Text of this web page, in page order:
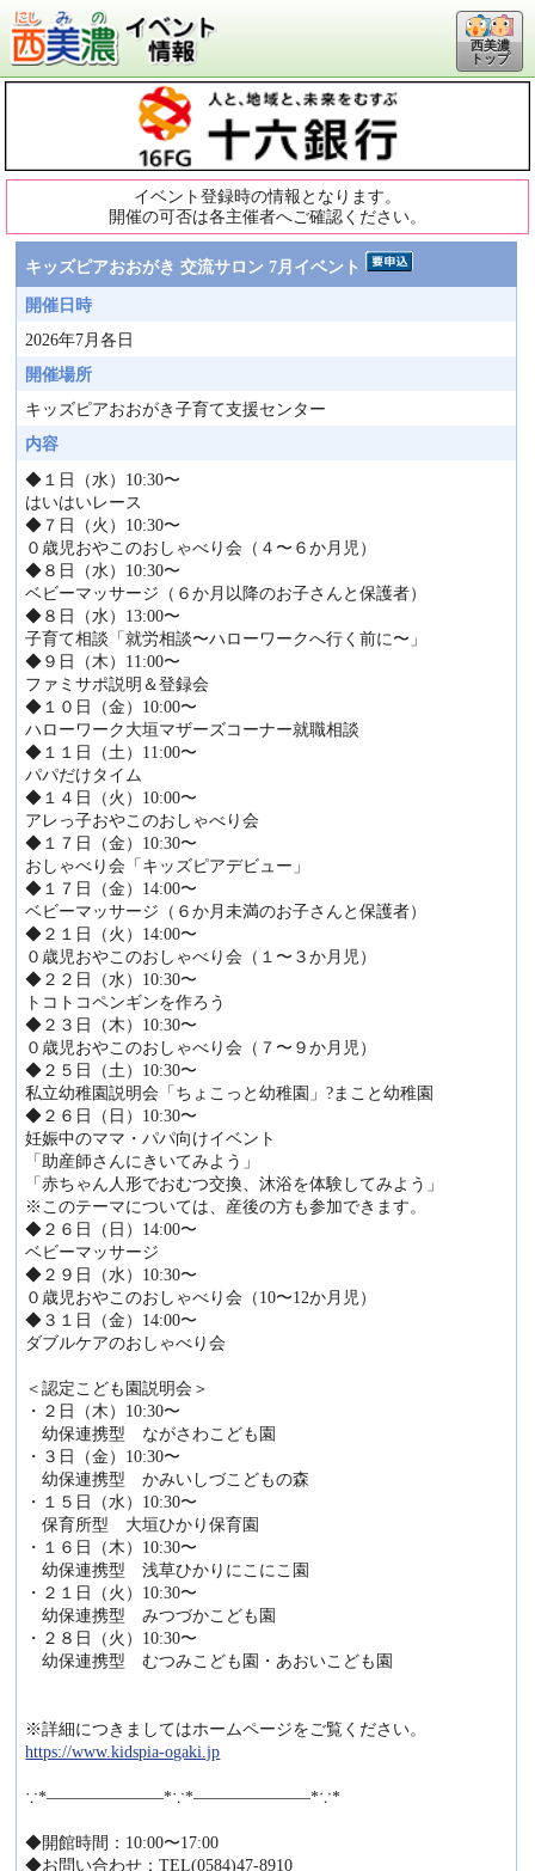
西美濃
トップ
イベント登録時の情報となります。
開催の可否は各主催者へご確認ください。
キッズピアおおがき 交流サロン 7月イベント
開催日時
2026年7月各日
開催場所
キッズピアおおがき子育て支援センター
内容
◆１日（水）10:30〜
はいはいレース
◆７日（火）10:30〜
０歳児おやこのおしゃべり会（４〜６か月児）
◆８日（水）10:30〜
ベビーマッサージ（６か月以降のお子さんと保護者）
◆８日（水）13:00〜
子育て相談「就労相談〜ハローワークへ行く前に〜」
◆９日（木）11:00〜
ファミサポ説明＆登録会
◆１０日（金）10:00〜
ハローワーク大垣マザーズコーナー就職相談
◆１１日（土）11:00〜
パパだけタイム
◆１４日（火）10:00〜
アレっ子おやこのおしゃべり会
◆１７日（金）10:30〜
おしゃべり会「キッズピアデビュー」
◆１７日（金）14:00〜
ベビーマッサージ（６か月未満のお子さんと保護者）
◆２１日（火）14:00〜
０歳児おやこのおしゃべり会（１〜３か月児）
◆２２日（水）10:30〜
トコトコペンギンを作ろう
◆２３日（木）10:30〜
０歳児おやこのおしゃべり会（７〜９か月児）
◆２５日（土）10:30〜
私立幼稚園説明会「ちょこっと幼稚園」?まこと幼稚園
◆２６日（日）10:30〜
妊娠中のママ・パパ向けイベント
「助産師さんにきいてみよう」
「赤ちゃん人形でおむつ交換、沐浴を体験してみよう」
※このテーマについては、産後の方も参加できます。
◆２６日（日）14:00〜
ベビーマッサージ
◆２９日（水）10:30〜
０歳児おやこのおしゃべり会（10〜12か月児）
◆３１日（金）14:00〜
ダブルケアのおしゃべり会
＜認定こども園説明会＞
・２日（木）10:30〜
幼保連携型 ながさわこども園
・３日（金）10:30〜
幼保連携型 かみいしづこどもの森
・１５日（水）10:30〜
保育所型 大垣ひかり保育園
・１６日（木）10:30〜
幼保連携型 浅草ひかりにこにこ園
・２１日（火）10:30〜
幼保連携型 みつづかこども園
・２８日（火）10:30〜
幼保連携型 むつみこども園・あおいこども園
※詳細につきましてはホームページをご覧ください。
https://www.kidspia-ogaki.jp
∵*―――――――*∵*―――――――*∵*
◆開館時間：10:00〜17:00
◆お問い合わせ：TEL(0584)47-8910